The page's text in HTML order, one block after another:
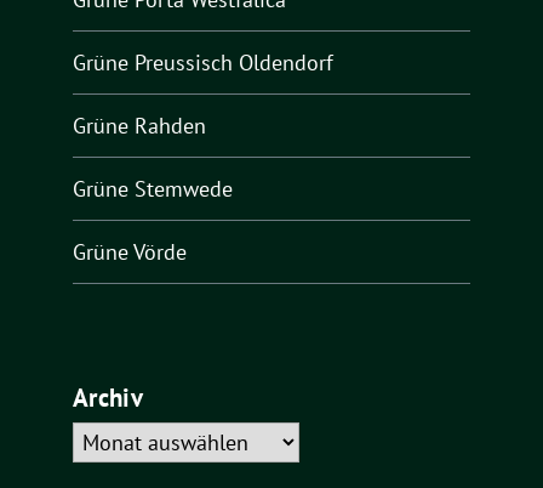
Grüne Preussisch Oldendorf
Grüne Rahden
Grüne Stemwede
Grüne Vörde
Archiv
Archiv